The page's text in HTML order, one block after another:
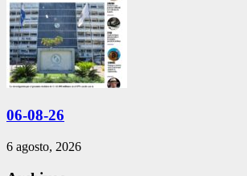
06-08-26
6 agosto, 2026